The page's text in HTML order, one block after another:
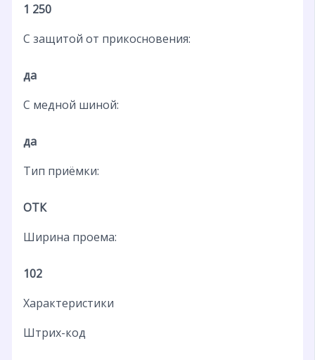
1 250
С защитой от прикосновения:
да
С медной шиной:
да
Тип приёмки:
ОТК
Ширина проема:
102
Характеристики
Штрих-код